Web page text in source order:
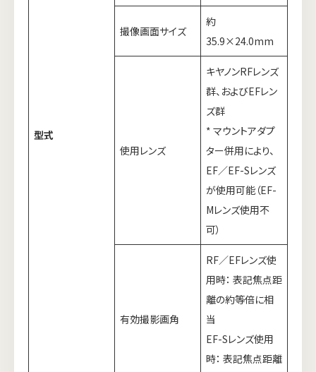
型式
撮像画面サイズ
約
35.9×24.0mm
使用レンズ
キヤノンRFレンズ
群、およびEFレン
ズ群
* マウントアダプ
ター併用により、
EF／EF-Sレンズ
が使用可能（EF-
Mレンズ使用不
可）
有効撮影画角
RF／EFレンズ使
用時： 表記焦点距
離の約等倍に相
当
EF-Sレンズ使用
時： 表記焦点距離